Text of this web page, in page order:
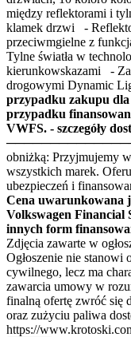
między reflektorami i
klamek drzwi -
przeciwmgielne z
Tylne światła w
kierunkowskazami -
drogowymi Dynamic
przypadku zakupu
przypadku
VWFS. - szczegóły
obniżką: Przyjmujemy
wszystkich marek.
ubezpieczeń i
Cena uwarunkowana
Volkswagen Financial
innych form
Zdjęcia zawarte w
Ogłoszenie nie
cywilnego, lecz ma
zawarcia umowy w
finalną ofertę zwróć się
oraz zużyciu paliwa
https://